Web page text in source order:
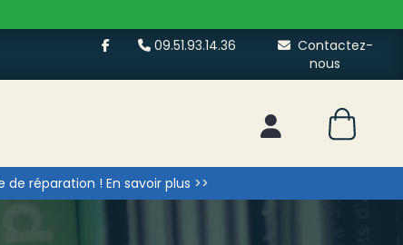
09.51.93.14.36
Contactez-
nous
Mon espace client
réparation ! En savoir plus >>